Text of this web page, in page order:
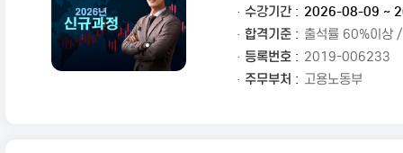
· 수강기간 : 2026-08-09 ~
· 합격기준 : 출석률 60%이상
· 등록번호 : 2019-006233
· 주무부처 : 고용노동부